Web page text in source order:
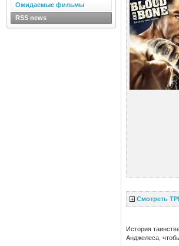
Смотреть
История
Анджелеса,
Ожидаемые фильмы
RSS news